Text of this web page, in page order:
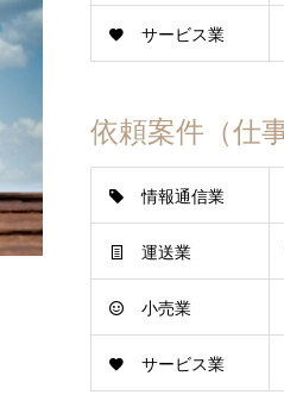
サービス業
依頼案件（仕
情報通信業
運送業
小売業
サービス業